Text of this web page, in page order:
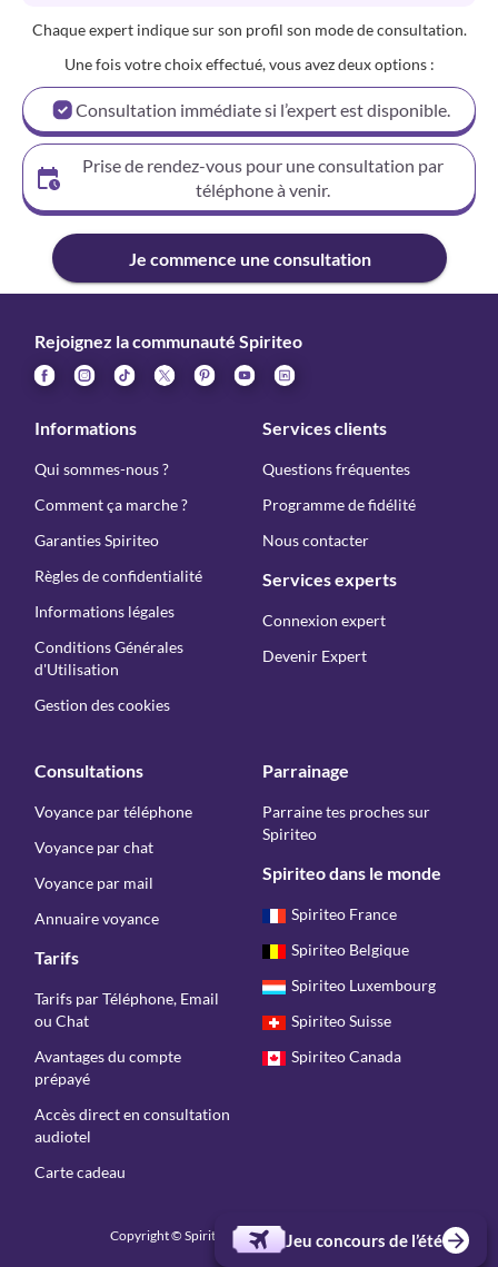
Chaque expert indique sur son profil son mode de consultation.
Une fois votre choix effectué, vous avez deux options :
Consultation immédiate si l’expert est disponible.
Prise de rendez-vous pour une consultation par
téléphone à venir.
Je commence une consultation
Jeu concours de l’été
Rejoignez la communauté Spiriteo
Informations
Qui sommes-nous ?
Comment ça marche ?
Garanties Spiriteo
Règles de confidentialité
Informations légales
Conditions Générales
d'Utilisation
Gestion des cookies
Services clients
Questions fréquentes
Programme de fidélité
Nous contacter
Services experts
Connexion expert
Devenir Expert
Consultations
Voyance par téléphone
Voyance par chat
Voyance par mail
Annuaire voyance
Tarifs
Tarifs par Téléphone, Email
ou Chat
Avantages du compte
prépayé
Accès direct en consultation
audiotel
Carte cadeau
Parrainage
Parraine tes proches sur
Spiriteo
Spiriteo dans le monde
Spiriteo France
Spiriteo Belgique
Spiriteo Luxembourg
Spiriteo Suisse
Spiriteo Canada
Copyright © Spiriteo 2026 - Tous droits réservés